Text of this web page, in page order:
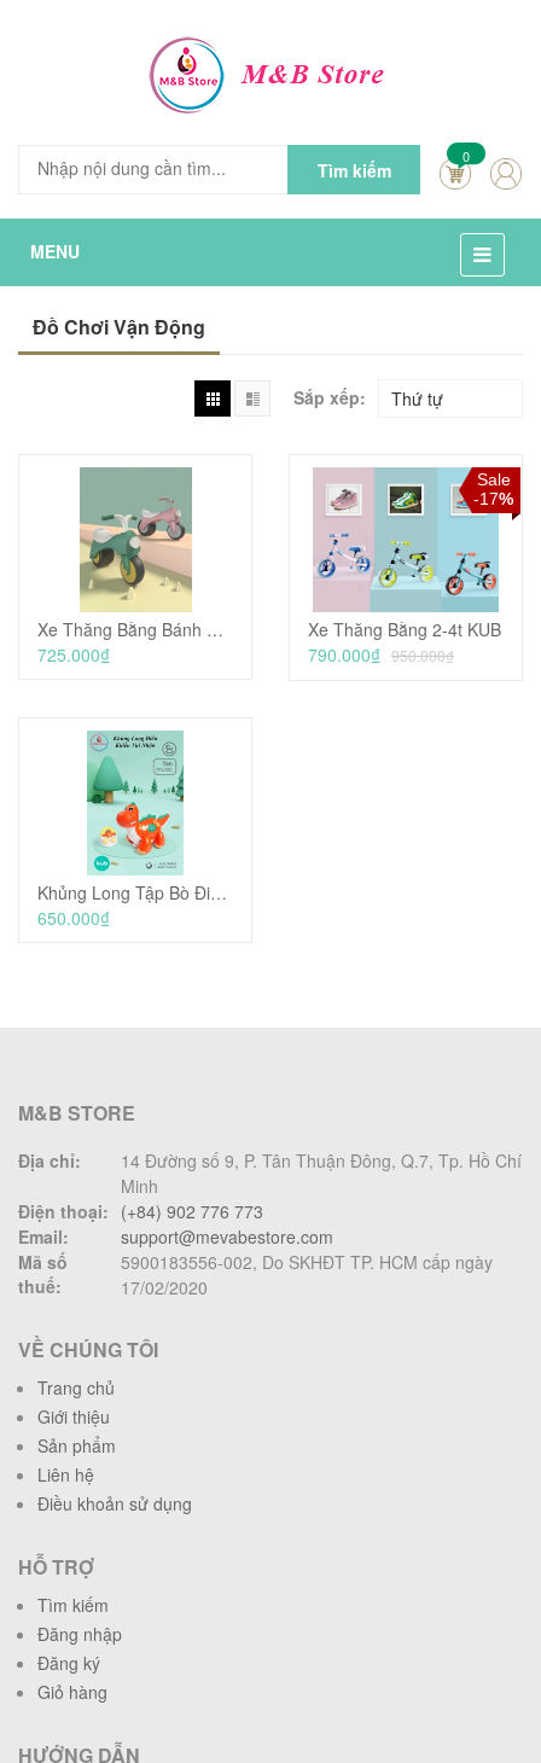
Tìm kiếm
0
MENU
Đồ Chơi Vận Động
Sắp xếp: Thứ tự
Xe Thăng Bằng Bánh Bản Rộng Tự Cân Bằng Có Đèn và Nhạc - KUB
725.000₫
Sale
-17%
Xe Thăng Bằng 2-4t KUB
790.000₫ 950.000₫
Khủng Long Tập Bò Điều Khiển Từ Xa - KUB
650.000₫
M&B STORE
Địa chỉ:
14 Đường số 9, P. Tân Thuận Đông, Q.7, Tp. Hồ Chí
Minh
Điện thoại: (+84) 902 776 773
Email:
support@mevabestore.com
Mã số
thuế:
5900183556-002, Do SKHĐT TP. HCM cấp ngày
17/02/2020
VỀ CHÚNG TÔI
Trang chủ
Giới thiệu
Sản phẩm
Liên hệ
Điều khoản sử dụng
HỖ TRỢ
Tìm kiếm
Đăng nhập
Đăng ký
Giỏ hàng
HƯỚNG DẪN